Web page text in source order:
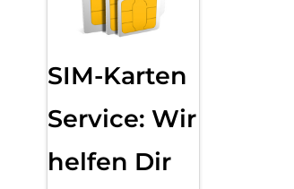
SIM-Karten
Service: Wir
helfen Dir